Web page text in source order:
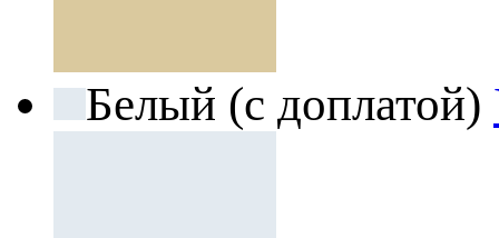
Белый (с доплатой)